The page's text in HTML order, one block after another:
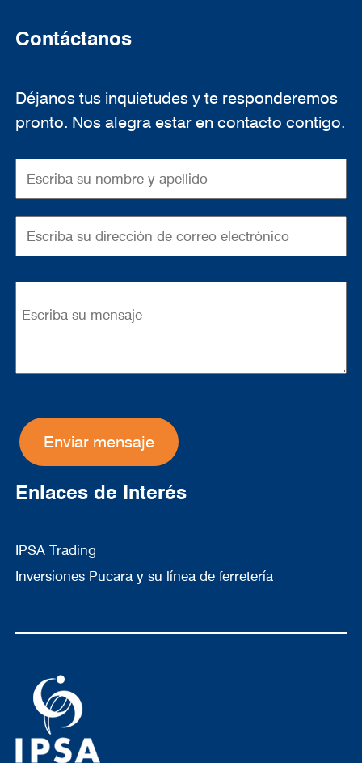
Contáctanos
Déjanos tus inquietudes y te responderemos
pronto. Nos alegra estar en contacto contigo.
Enlaces de Interés
IPSA Trading
Inversiones Pucara y su línea de ferretería